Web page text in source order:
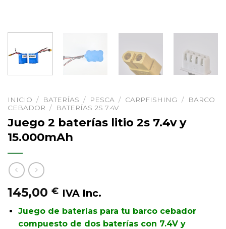
INICIO / BATERÍAS / PESCA / CARPFISHING /
BARCO
CEBADOR / BATERÍAS 2S 7.4V
Juego 2 baterías litio 2s 7.4v y
15.000mAh
145,00 € IVA Inc.
Juego de baterías para tu barco cebador
compuesto de dos baterías con 7.4V y